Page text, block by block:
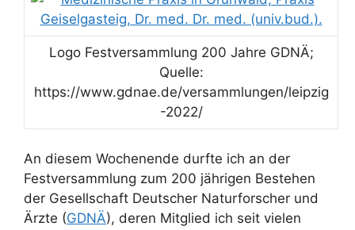
Logo Festversammlung 200 Jahre GDNÄ;
Quelle:
https://www.gdnae.de/versammlungen/leipzig
-2022/
An diesem Wochenende durfte ich an der
Festversammlung zum 200 jährigen Bestehen
der Gesellschaft Deutscher Naturforscher und
Ärzte (GDNÄ), deren Mitglied ich seit vielen